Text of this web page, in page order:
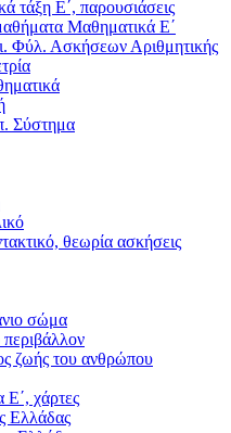
τάξη Ε΄, παρουσιάσεις
Μαθηματικά Ε΄
Ασκήσεων Αριθμητικής
Σύστημα
θεωρία ασκήσεις
σώμα
ζωής του ανθρώπου
Ε΄, χάρτες
Ελλάδας